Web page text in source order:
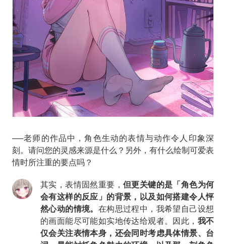
──老师的作品中，角色生动的表情与动作令人印象深
刻。请问您的灵感来源是什么？另外，有什么绘制可爱表
情时所注重的要点吗？
其实，表情固然重要， 但更关键的是「角色为何
会有这样的反应」的背景，以及如何搭建令人怦
然心动的情境。 在构思过程中，我希望自己设想
的画面能尽可能如实地传达给观者。因此， 我不
仅会关注表情本身，还会同时考虑具体情景、台